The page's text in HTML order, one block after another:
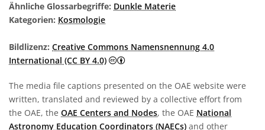
Ähnliche Glossarbegriffe: Dunkle Materie
Kategorien: Kosmologie
Bildlizenz: Creative Commons Namensnennung 4.0
International (CC BY 4.0)
Creative Commons
The media file captions presented on the OAE website were
written, translated and reviewed by a collective effort from
the OAE, the OAE Centers and Nodes, the OAE National
Astronomy Education Coordinators (NAECs) and other